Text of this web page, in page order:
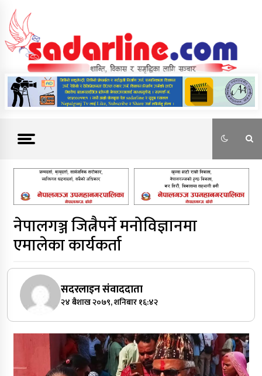
content
News For Nepal
नेपालगञ्ज जित्नैपर्ने मनोविज्ञानमा
एमालेका कार्यकर्ता
सदरलाइन संवाददाता
२४ बैशाख २०७९, शनिबार १६:४२